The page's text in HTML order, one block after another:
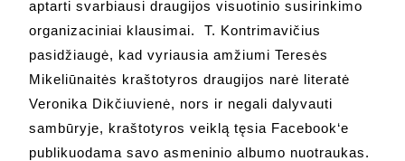
aptarti svarbiausi draugijos visuotinio susirinkimo
organizaciniai klausimai. T. Kontrimavičius
pasidžiaugė, kad vyriausia amžiumi Teresės
Mikeliūnaitės kraštotyros draugijos narė literatė
Veronika Dikčiuvienė, nors ir negali dalyvauti
sambūryje, kraštotyros veiklą tęsia Facebook‘e
publikuodama savo asmeninio albumo nuotraukas.